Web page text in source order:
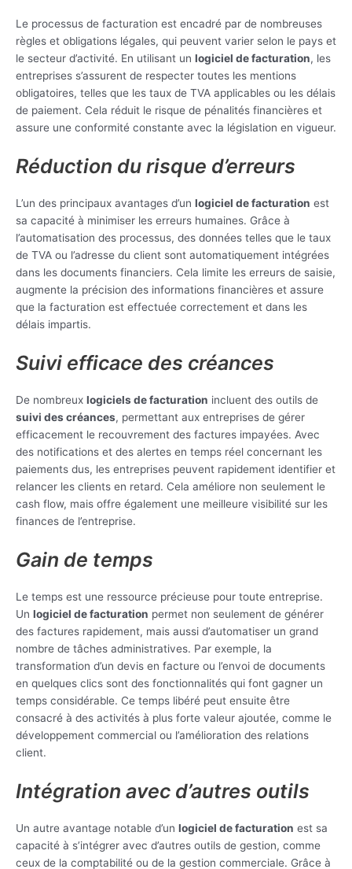
Le processus de facturation est encadré par de nombreuses
règles et obligations légales, qui peuvent varier selon le pays et
le secteur d’activité. En utilisant un logiciel de facturation, les
entreprises s’assurent de respecter toutes les mentions
obligatoires, telles que les taux de TVA applicables ou les délais
de paiement. Cela réduit le risque de pénalités financières et
assure une conformité constante avec la législation en vigueur.
Réduction du risque d’erreurs
L’un des principaux avantages d’un logiciel de facturation est
sa capacité à minimiser les erreurs humaines. Grâce à
l’automatisation des processus, des données telles que le taux
de TVA ou l’adresse du client sont automatiquement intégrées
dans les documents financiers. Cela limite les erreurs de saisie,
augmente la précision des informations financières et assure
que la facturation est effectuée correctement et dans les
délais impartis.
Suivi efficace des créances
De nombreux logiciels de facturation incluent des outils de
suivi des créances, permettant aux entreprises de gérer
efficacement le recouvrement des factures impayées. Avec
des notifications et des alertes en temps réel concernant les
paiements dus, les entreprises peuvent rapidement identifier et
relancer les clients en retard. Cela améliore non seulement le
cash flow, mais offre également une meilleure visibilité sur les
finances de l’entreprise.
Gain de temps
Le temps est une ressource précieuse pour toute entreprise.
Un logiciel de facturation permet non seulement de générer
des factures rapidement, mais aussi d’automatiser un grand
nombre de tâches administratives. Par exemple, la
transformation d’un devis en facture ou l’envoi de documents
en quelques clics sont des fonctionnalités qui font gagner un
temps considérable. Ce temps libéré peut ensuite être
consacré à des activités à plus forte valeur ajoutée, comme le
développement commercial ou l’amélioration des relations
client.
Intégration avec d’autres outils
Un autre avantage notable d’un logiciel de facturation est sa
capacité à s’intégrer avec d’autres outils de gestion, comme
ceux de la comptabilité ou de la gestion commerciale. Grâce à